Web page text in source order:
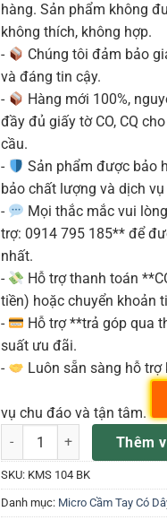
hàng. Sản phẩm không
không thích, không hợp.
-
Chúng tôi đảm bảo
và đáng tin cậy.
-
Hàng mới 100%,
đầy đủ giấy tờ CO, CQ
cầu.
-
Sản phẩm được bảo
bảo chất lượng và dịch
-
Mọi thắc mắc vui
trợ: 0914 795 185** để
nhất.
-
Hỗ trợ thanh toán
tiền) hoặc chuyển khoản
-
Hỗ trợ **trả góp qua
suất ưu đãi.
-
Luôn sẵn sàng hỗ
vụ chu đáo và tận tâm.
Neumann KMS 104 Micro
Thêm
SKU: KMS 104 BK
Danh mục: Micro Cầm Tay Có